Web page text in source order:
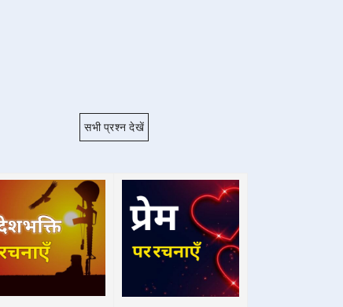
सभी प्रश्न देखें